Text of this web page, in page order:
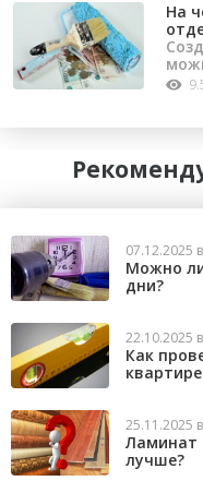
На
07.12.2025
Можно
дни?
22.10.2025
Как
квартире
25.11.2025
Ламинат
лучше?